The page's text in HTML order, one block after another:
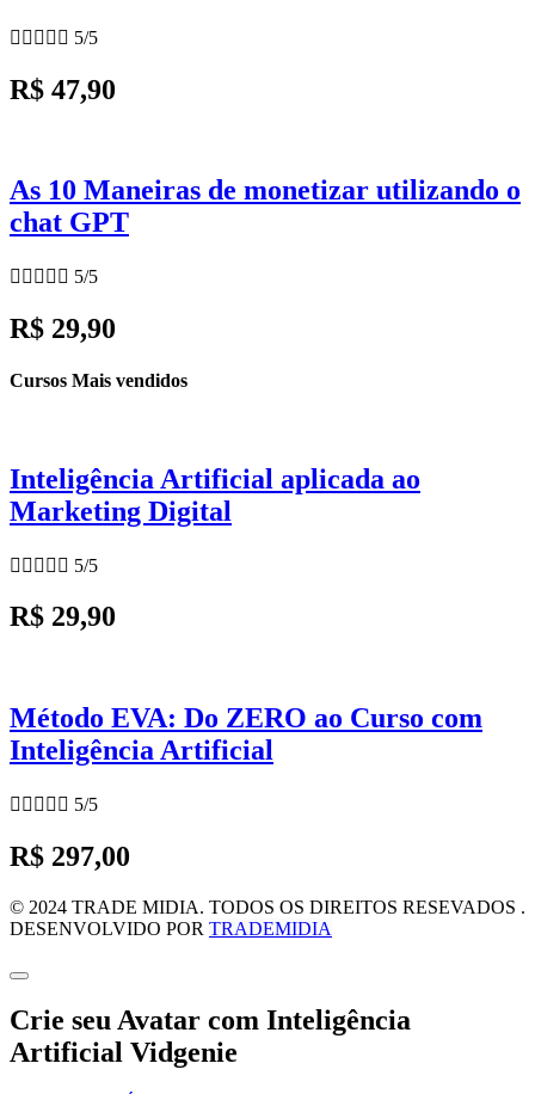
     5/5
R$ 47,90
As 10 Maneiras de monetizar utilizando o
chat GPT
     5/5
R$ 29,90
Cursos Mais vendidos
Inteligência Artificial aplicada ao
Marketing Digital
     5/5
R$ 29,90
Método EVA: Do ZERO ao Curso com
Inteligência Artificial
     5/5
R$ 297,00
© 2024 TRADE MIDIA. TODOS OS DIREITOS RESEVADOS .
DESENVOLVIDO POR TRADEMIDIA
Crie seu Avatar com Inteligência
Artificial Vidgenie